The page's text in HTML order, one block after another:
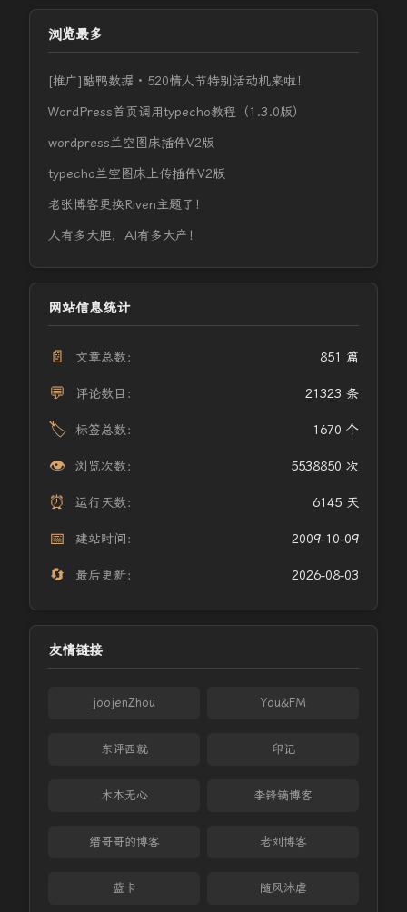
浏览最多
[推广]酷鸭数据 · 520情人节特别活动机来啦！
WordPress首页调用typecho教程（1.3.0版）
wordpress兰空图床插件V2版
typecho兰空图床上传插件V2版
老张博客更换Riven主题了！
人有多大胆，AI有多大产！
网站信息统计
📄 文章总数： 851 篇
💬 评论数目： 21323 条
🏷️ 标签总数： 1670 个
👁️ 浏览次数： 5538850 次
⏰ 运行天数： 6145 天
📅 建站时间： 2009-10-09
🔄 最后更新： 2026-08-03
友情链接
joojenZhou You&FM
东评西就 印记
木本无心 李锋镝博客
缙哥哥的博客 老刘博客
蓝卡 随风沐虐